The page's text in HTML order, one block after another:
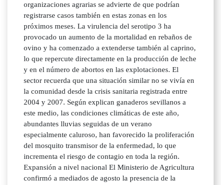
organizaciones agrarias se advierte de que podrían
registrarse casos también en estas zonas en los
próximos meses. La virulencia del serotipo 3 ha
provocado un aumento de la mortalidad en rebaños de
ovino y ha comenzado a extenderse también al caprino,
lo que repercute directamente en la producción de leche
y en el número de abortos en las explotaciones. El
sector recuerda que una situación similar no se vivía en
la comunidad desde la crisis sanitaria registrada entre
2004 y 2007. Según explican ganaderos sevillanos a
este medio, las condiciones climáticas de este año,
abundantes lluvias seguidas de un verano
especialmente caluroso, han favorecido la proliferación
del mosquito transmisor de la enfermedad, lo que
incrementa el riesgo de contagio en toda la región.
Expansión a nivel nacional El Ministerio de Agricultura
confirmó a mediados de agosto la presencia de la